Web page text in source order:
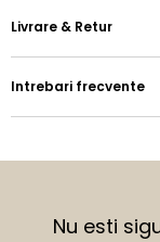
Livrare & Retur
Intrebari frecvente
Nu esti